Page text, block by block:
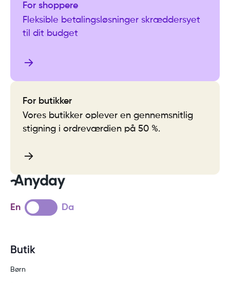
For shoppere
Fleksible betalingsløsninger skræddersyet
til dit budget
For butikker
Vores butikker oplever en gennemsnitlig
stigning i ordreværdien på 50 %.
En Da
Butik
Børn